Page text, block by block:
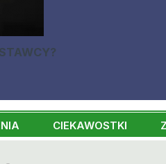
CIEKAWOSTKI